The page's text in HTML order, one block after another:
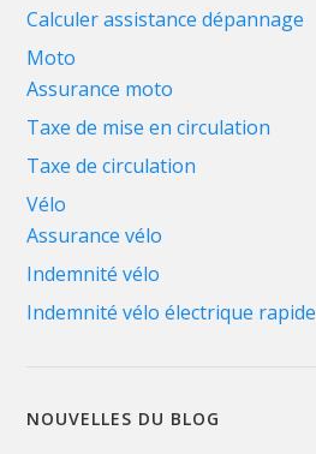
Calculer assistance dépannage
Moto
Assurance moto
Taxe de mise en circulation
Taxe de circulation
Vélo
Assurance vélo
Indemnité vélo
Indemnité vélo électrique rapide
NOUVELLES DU BLOG